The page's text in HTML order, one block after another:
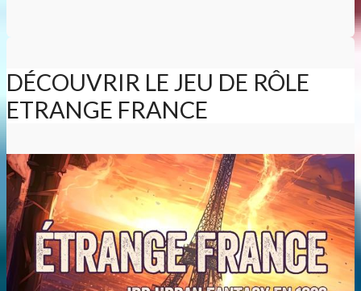
DÉCOUVRIR LE JEU DE RÔLE
ETRANGE FRANCE